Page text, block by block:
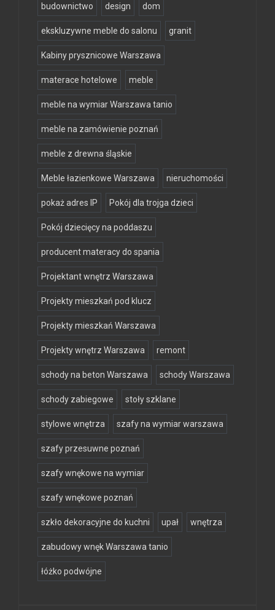
budownictwo design dom
ekskluzywne meble do salonu granit
Kabiny prysznicowe Warszawa
materace hotelowe meble
meble na wymiar Warszawa tanio
meble na zamówienie poznań
meble z drewna śląskie
Meble łazienkowe Warszawa nieruchomości
pokaż adres IP Pokój dla trojga dzieci
Pokój dziecięcy na poddaszu
producent materacy do spania
Projektant wnętrz Warszawa
Projekty mieszkań pod klucz
Projekty mieszkań Warszawa
Projekty wnętrz Warszawa remont
schody na beton Warszawa schody Warszawa
schody zabiegowe stoły szklane
stylowe wnętrza szafy na wymiar warszawa
szafy przesuwne poznań
szafy wnękowe na wymiar
szafy wnękowe poznań
szkło dekoracyjne do kuchni upał wnętrza
zabudowy wnęk Warszawa tanio
łóżko podwójne